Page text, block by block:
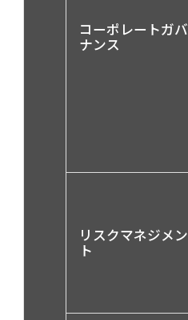
コーポレートガバ
ナンス
リスクマネジメン
ト